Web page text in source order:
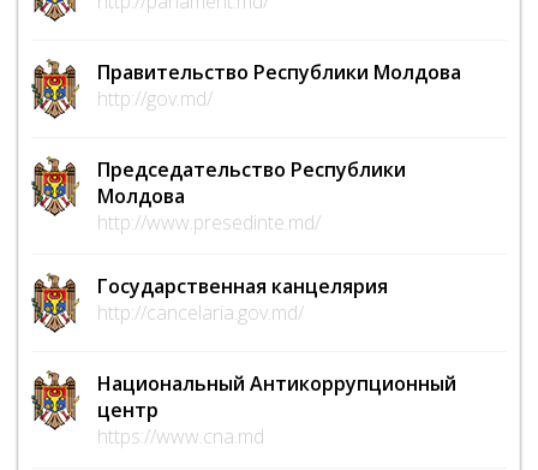
Правительство Республики Молдова
http://gov.md/
Председательство Республики
Молдова
http://www.presedinte.md/
Государственная канцелярия
http://cancelaria.gov.md/
Национальный Антикоррупционный
центр
https://www.cna.md